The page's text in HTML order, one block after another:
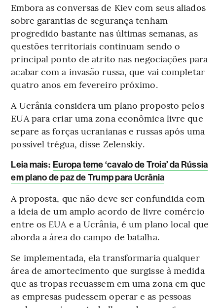
Embora as conversas de Kiev com seus aliados
sobre garantias de segurança tenham
progredido bastante nas últimas semanas, as
questões territoriais continuam sendo o
principal ponto de atrito nas negociações para
acabar com a invasão russa, que vai completar
quatro anos em fevereiro próximo.
A Ucrânia considera um plano proposto pelos
EUA para criar uma zona econômica livre que
separe as forças ucranianas e russas após uma
possível trégua, disse Zelenskiy.
Leia mais: Europa teme ‘cavalo de Troia’ da Rússia
em plano de paz de Trump para Ucrânia
A proposta, que não deve ser confundida com
a ideia de um amplo acordo de livre comércio
entre os EUA e a Ucrânia, é um plano local que
aborda a área do campo de batalha.
Se implementada, ela transformaria qualquer
área de amortecimento que surgisse à medida
que as tropas recuassem em uma zona em que
as empresas pudessem operar e as pessoas